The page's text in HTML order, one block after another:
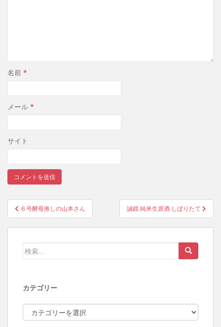
名前 *
メール *
サイト
投稿ナビゲーション
６号酵母推しの山本さん 誠鏡 純米生原酒 しぼりたて
検索:
カテゴリー
カテゴリー